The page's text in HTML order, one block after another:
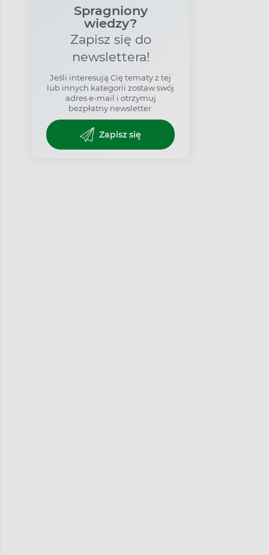
Spragniony
wiedzy?
Zapisz się do
newslettera!
Jeśli interesują Cię tematy z tej
lub innych kategorii zostaw swój
adres e-mail i otrzymuj
bezpłatny newsletter.
Zapisz się